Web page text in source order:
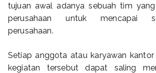
tujuan awal adanya sebuah tim
perusahaan untuk mencapai
perusahaan.
Setiap anggota atau karyawan
kegiatan tersebut dapat saling